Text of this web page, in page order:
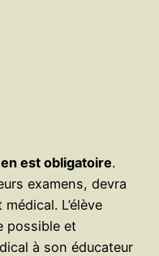
est obligatoire.
examens, devra
L’élève
possible et
à son éducateur